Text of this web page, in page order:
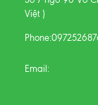
Việt )
Phone:
Email: